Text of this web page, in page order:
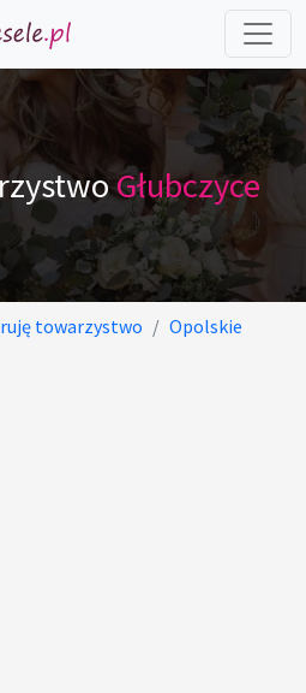
Głubczyce
towarzystwo
Opolskie